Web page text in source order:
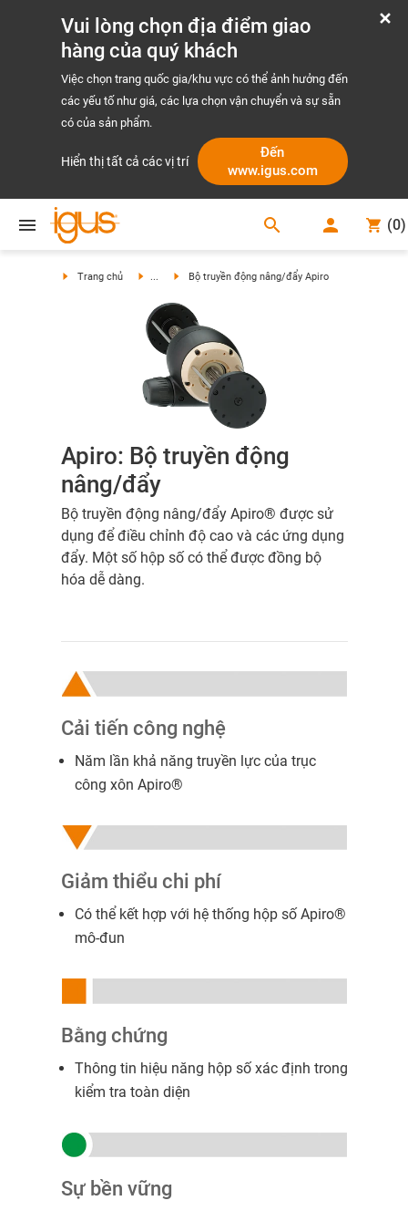
Vui lòng chọn địa điểm giao
hàng của quý khách
Việc chọn trang quốc gia/khu vực có thể ảnh hưởng đến
các yếu tố như giá, các lựa chọn vận chuyển và sự sẵn
có của sản phẩm.
Hiển thị tất cả các vị trí
Đến
www.igus.com
search (0)
Trang chủ ... Bộ truyền động nâng/đẩy Apiro
Apiro: Bộ truyền động
nâng/đẩy
Bộ truyền động nâng/đẩy Apiro® được sử
dụng để điều chỉnh độ cao và các ứng dụng
đẩy. Một số hộp số có thể được đồng bộ
hóa dễ dàng.
Cải tiến công nghệ
Năm lần khả năng truyền lực của trục
công xôn Apiro®
Giảm thiểu chi phí
Có thể kết hợp với hệ thống hộp số Apiro®
mô-đun
Bằng chứng
Thông tin hiệu năng hộp số xác định trong
kiểm tra toàn diện
Sự bền vững